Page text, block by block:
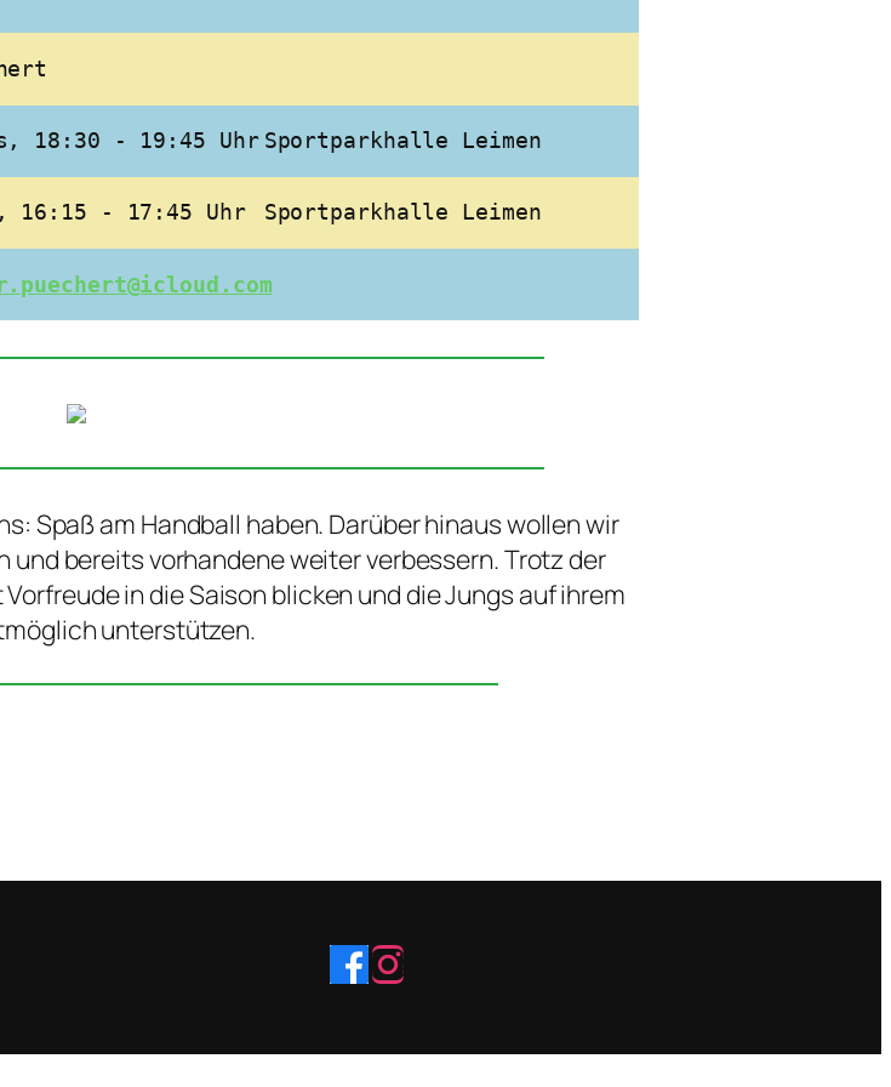
18:30 - 19:45 Uhr Sportparkhalle Leimen
16:15 - 17:45 Uhr Sportparkhalle Leimen
Spaß am Handball haben. Darüber hinaus wollen wir
bereits vorhandene weiter verbessern. Trotz der
in die Saison blicken und die Jungs auf ihrem
unterstützen.